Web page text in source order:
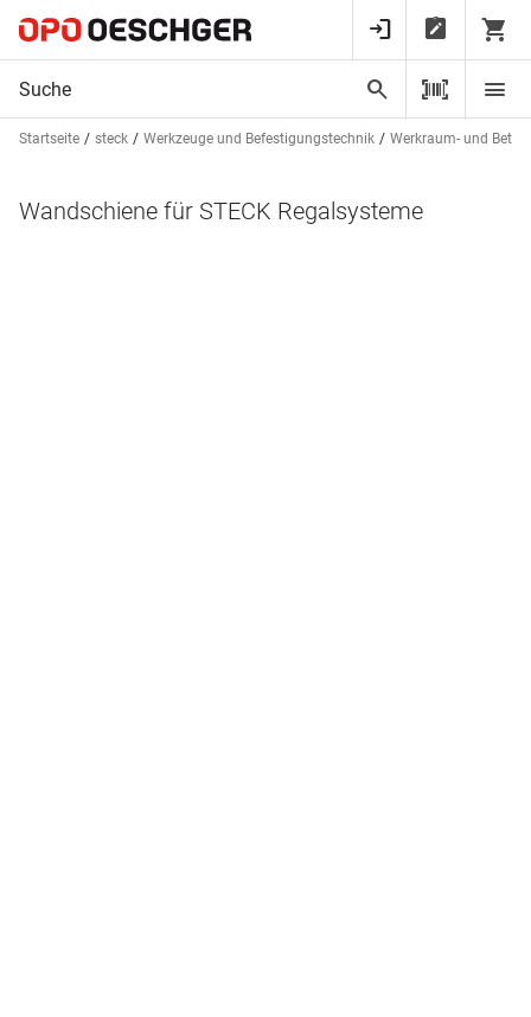
Startseite steck Werkzeuge und Befestigungstechnik Werkraum- und
Wandschiene für STECK Regalsysteme